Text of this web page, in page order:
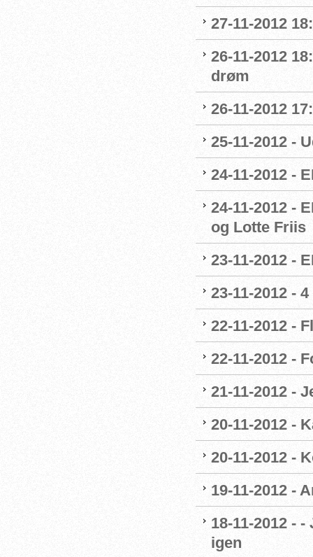
27-11-2012
26-11-2012
drøm
26-11-2012
25-11-2012 -
24-11-2012 -
24-11-2012 -
og Lotte Friis
23-11-2012 -
23-11-2012 -
22-11-2012 -
22-11-2012 -
21-11-2012 -
20-11-2012 -
20-11-2012 -
19-11-2012 -
18-11-2012 -
igen